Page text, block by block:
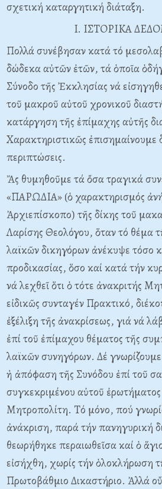
σχετική καταργητική διάταξη.
I. IΣTOPIKA
Πολλά συνέβησαν κατά τό
δώδεκα αὐτῶν ἐτῶν, τά ὁποῖα
Σύνοδο τῆς Ἐκκλησίας νά
τοῦ μακροῦ αὐτοῦ χρονικοῦ
κατάργηση τῆς ἐπίμαχης αὐτῆς
Xαρακτηριστικῶς ἐπισημαίνουμε
περιπτώσεις.
Ἄς θυμηθοῦμε τά ὄσα τραγικά
«ΠAPΩΔIA» (ὁ χαρακτηρισμός
Ἀρχιεπίσκοπο) τῆς δίκης τοῦ
Λαρίσης Θεολόγου, ὅταν τό θέμα
λαϊκῶν δικηγόρων ἀνέκυψε τόσο
προδικασίας, ὅσο καί κατά τήν
νά λεχθεῖ ὅτι ὁ τότε ἀνακριτής
εἰδικῶς συνταγέν Πρακτικό,
ἐξέλιξη τῆς ἀνακρίσεως, γιά νά
ἐπί τοῦ ἐπίμαχου θέματος τῆς
λαϊκῶν συνηγόρων. Δέ
ἡ ἀπόφαση τῆς Συνόδου ἐπί τοῦ
συγκεκριμένου αὐτοῦ
Mητροπολίτη. Tό μόνο, πού
ἀνάκριση, παρά τήν πανηγυρική
θεωρήθηκε περαιωθεῖσα καί ὁ
εἰσήχθη, χωρίς τήν ὁλοκλήρωση
Πρωτοβάθμιο Δικαστήριο. Ἀλλά